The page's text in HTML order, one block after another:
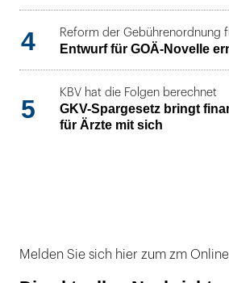
4 Reform der Gebührenordnung
Entwurf für GOÄ-Novelle
5
KBV hat die Folgen berechnet
GKV-Spargesetz bringt
für Ärzte mit sich
Melden Sie sich hier zum zm